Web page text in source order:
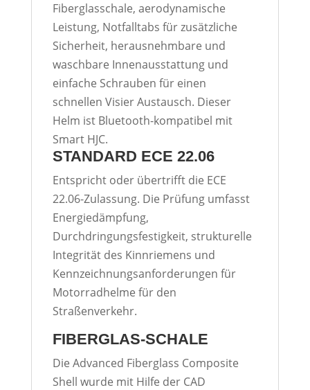
Fiberglasschale, aerodynamische
Leistung, Notfalltabs für zusätzliche
Sicherheit, herausnehmbare und
waschbare Innenausstattung und
einfache Schrauben für einen
schnellen Visier Austausch. Dieser
Helm ist Bluetooth-kompatibel mit
Smart HJC.
STANDARD ECE 22.06
Entspricht oder übertrifft die ECE
22.06-Zulassung. Die Prüfung umfasst
Energiedämpfung,
Durchdringungsfestigkeit, strukturelle
Integrität des Kinnriemens und
Kennzeichnungsanforderungen für
Motorradhelme für den
Straßenverkehr.
FIBERGLAS-SCHALE
Die Advanced Fiberglass Composite
Shell wurde mit Hilfe der CAD